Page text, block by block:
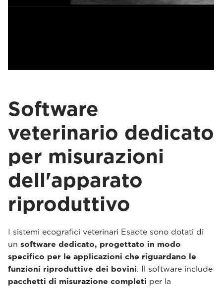
Software
veterinario dedicato
per misurazioni
dell'apparato
riproduttivo
I sistemi ecografici veterinari Esaote sono dotati di
un software dedicato, progettato in modo
specifico per le applicazioni che riguardano le
funzioni riproduttive dei bovini. Il software include
pacchetti di misurazione completi per la